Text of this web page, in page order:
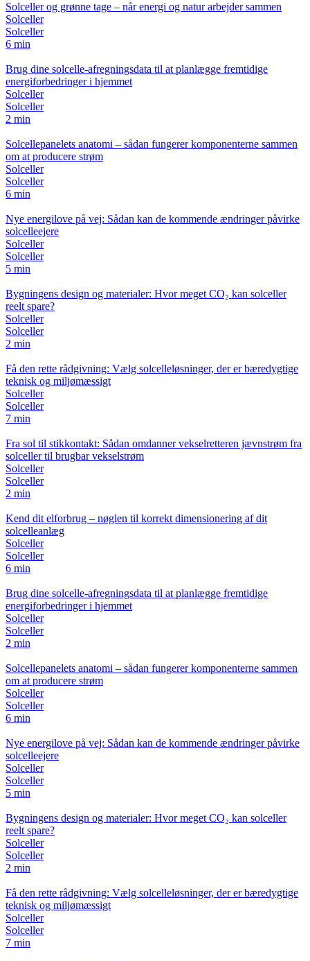
Solceller og grønne tage – når energi og natur arbejder sammen
Solceller
Solceller
6 min
Brug dine solcelle-afregningsdata til at planlægge fremtidige
energiforbedringer i hjemmet
Solceller
Solceller
2 min
Solcellepanelets anatomi – sådan fungerer komponenterne sammen
om at producere strøm
Solceller
Solceller
6 min
Nye energilove på vej: Sådan kan de kommende ændringer påvirke
solcelleejere
Solceller
Solceller
5 min
Bygningens design og materialer: Hvor meget CO₂ kan solceller
reelt spare?
Solceller
Solceller
2 min
Få den rette rådgivning: Vælg solcelleløsninger, der er bæredygtige
teknisk og miljømæssigt
Solceller
Solceller
7 min
Fra sol til stikkontakt: Sådan omdanner vekselretteren jævnstrøm fra
solceller til brugbar vekselstrøm
Solceller
Solceller
2 min
Kend dit elforbrug – nøglen til korrekt dimensionering af dit
solcelleanlæg
Solceller
Solceller
6 min
Brug dine solcelle-afregningsdata til at planlægge fremtidige
energiforbedringer i hjemmet
Solceller
Solceller
2 min
Solcellepanelets anatomi – sådan fungerer komponenterne sammen
om at producere strøm
Solceller
Solceller
6 min
Nye energilove på vej: Sådan kan de kommende ændringer påvirke
solcelleejere
Solceller
Solceller
5 min
Bygningens design og materialer: Hvor meget CO₂ kan solceller
reelt spare?
Solceller
Solceller
2 min
Få den rette rådgivning: Vælg solcelleløsninger, der er bæredygtige
teknisk og miljømæssigt
Solceller
Solceller
7 min